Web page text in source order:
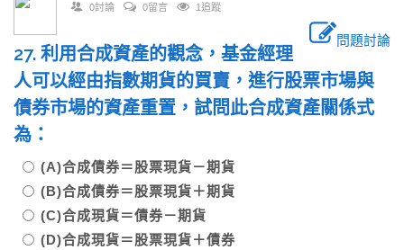
0討論 0留言 1追蹤
問題討論
27. 利用合成資產的觀念，基金經理
人可以經由指數期貨的買賣，進行股票市場與
債券市場的資產重置，試問此合成資產關係式
為：
(A)合成債券＝股票現貨－期貨
(B)合成債券＝股票現貨＋期貨
(C)合成現貨＝債券－期貨
(D)合成現貨＝股票現貨＋債券